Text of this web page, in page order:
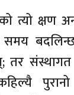
त्यो क्षण
तर संस्थागत